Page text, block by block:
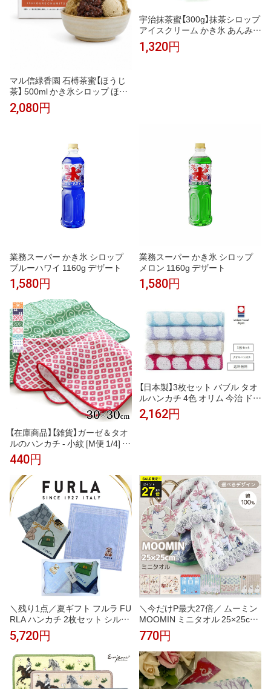
マル信緑香園 石榑茶蜜【ほうじ
茶】 500ml かき氷シロップ ほう
じ茶シロップ 茶蜜 ほうじ茶ラテ
牛乳割り アイス・コーヒーゼリ
2,080円
宇治抹茶蜜【300g】抹茶シロップ
アイスクリーム かき氷 あんみつ
和菓子 スイーツ
1,320円
業務スーパー かき氷 シロップ
ブルーハワイ 1160g デザート
1,580円
業務スーパー かき氷 シロップ
メロン 1160g デザート
1,580円
【在庫商品】【雑貨】ガーゼ＆タオ
ルのハンカチ - 小紋 [M便 1/4] ハ
ンカチ はんかち かわいい レデ
ィース プレゼント ガーゼ パイ
ル 柔らか やわらか 使いやすい
吸水
440円
【日本製】3枚セット バブル タオ
ルハンカチ 4色 オリム 今治 ドッ
ト柄 水玉 ジャガード織り タオ
ル たおる ハンカチ はんかち コ
ギフト
2,162円
＼残り1点／夏ギフト フルラ FU
RLA ハンカチ 2枚セット シルク
混ハンカチ ブルー 58cm 大判 タ
オルハンカチ ブルー 23cm 高級
海外 イタリア レディース ブラ
ンド ギフト プレゼント 女性 人
気 おしゃれ フェミニン スタイ
リッシュ ラッピング対応 誕生日
5,720円
＼今だけP最大27倍／ ムーミン
MOOMIN ミニタオル 25×25cm
綿100％ ハンカチタオル 刺繍 北
欧 キャラクター コンパクトサイ
ズ 持ち歩き ポケットサイズ か
わいい おしゃれ 大人 子供 レデ
ィース メンズ プチギフト プレ
ゼント
770円